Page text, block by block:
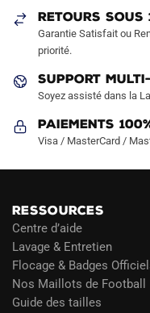
RETOURS SOUS
Garantie Satisfait ou
priorité.
SUPPORT
Soyez assisté dans la
Paiements
Visa / MasterCard /
RESSOURCES
Centre d’aide
Lavage & Entretien
Flocage & Badges
Nos Maillots de Football
Guide des tailles